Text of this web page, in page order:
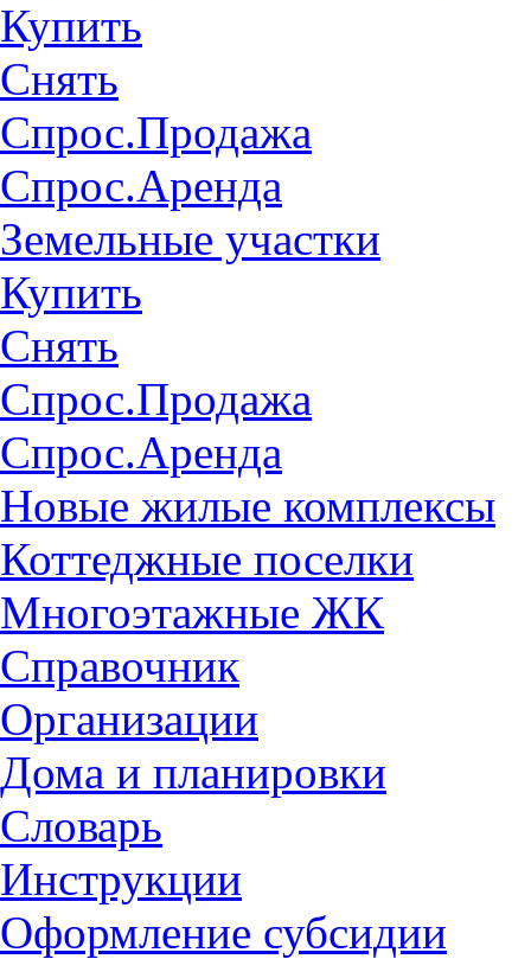
Купить
Снять
Спрос.Продажа
Спрос.Аренда
Земельные участки
Купить
Снять
Спрос.Продажа
Спрос.Аренда
Новые жилые комплексы
Коттеджные поселки
Многоэтажные ЖК
Справочник
Организации
Дома и планировки
Словарь
Инструкции
Оформление субсидии